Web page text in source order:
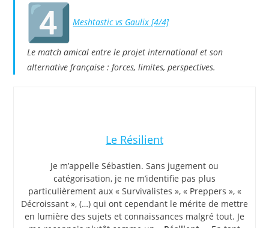
Meshtastic vs Gaulix [4/4]
Le match amical entre le projet international et son
alternative française : forces, limites, perspectives.
Le Résilient
Je m’appelle Sébastien. Sans jugement ou
catégorisation, je ne m’identifie pas plus
particulièrement aux « Survivalistes », « Preppers », «
Décroissant », (…) qui ont cependant le mérite de mettre
en lumière des sujets et connaissances malgré tout. Je